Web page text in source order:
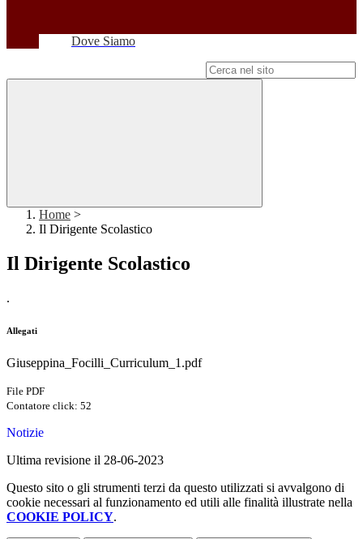
Dove Siamo
Home >
Il Dirigente Scolastico
Il Dirigente Scolastico
.
Allegati
Giuseppina_Focilli_Curriculum_1.pdf
File PDF
Contatore click: 52
Notizie
Ultima revisione il 28-06-2023
Questo sito o gli strumenti terzi da questo utilizzati si avvalgono di
cookie necessari al funzionamento ed utili alle finalità illustrate nella
COOKIE POLICY.